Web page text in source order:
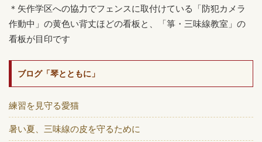
＊矢作学区への協力でフェンスに取付けている「防犯カメラ
作動中」の黄色い背丈ほどの看板と、「箏・三味線教室」の
看板が目印です
ブログ「琴とともに」
練習を見守る愛猫
暑い夏、三味線の皮を守るために